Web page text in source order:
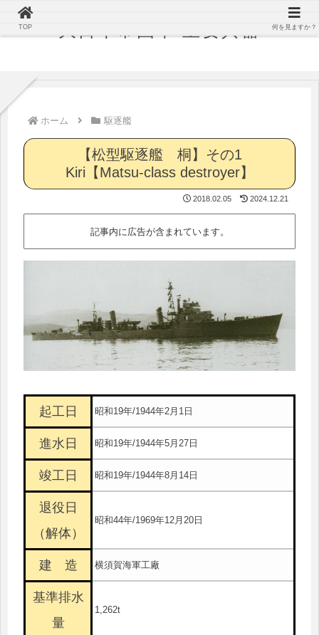
ホーム 駆逐艦
【松型駆逐艦 桐】その1
Kiri【Matsu-class destroyer】
2018.02.05 2024.12.21
記事内に広告が含まれています。
起工日 昭和19年/1944年2月1日
進水日 昭和19年/1944年5月27日
竣工日 昭和19年/1944年8月14日
退役日
（解体）
昭和44年/1969年12月20日
建 造 横須賀海軍工廠
基準排水
量
1,262t
TOP 何を見ますか？